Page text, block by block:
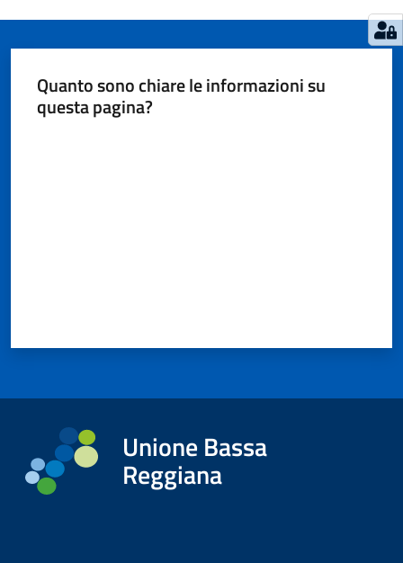
Quanto sono chiare le informazioni su
questa pagina?
Unione Bassa
Reggiana